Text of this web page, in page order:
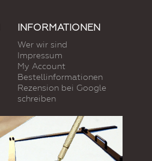
INFORMATIONEN
Wer wir sind
Impressum
My Account
Bestellinformationen
Rezension bei Google
schreiben